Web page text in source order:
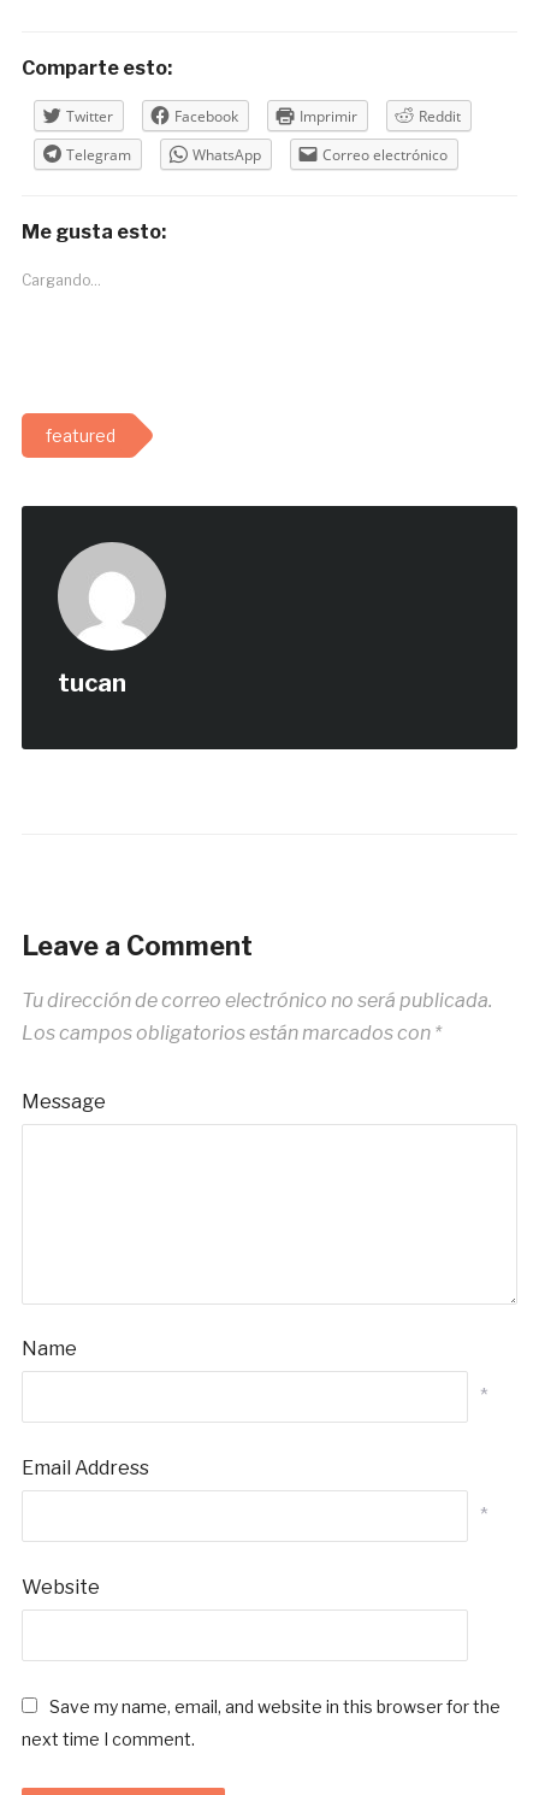
Comparte esto:
Twitter Facebook Imprimir
Reddit
Telegram
WhatsApp Correo electrónico
Me gusta esto:
Cargando...
featured
tucan
Leave a Comment
Tu dirección de correo electrónico no será publicada.
Los campos obligatorios están marcados con *
Message
Name
*
Email Address
*
Website
Save my name, email, and website in this browser for the
next time I comment.